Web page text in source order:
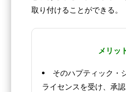
取り付けることができる。
メリッ
そのハプティック・
ライセンスを受け、承認